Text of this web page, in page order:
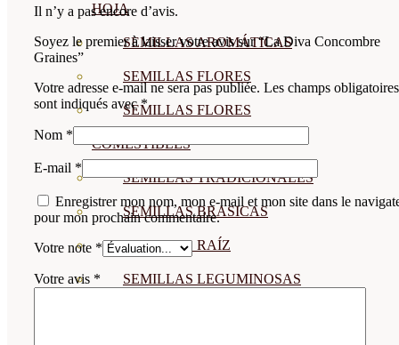
HOJA
SEMILLAS AROMÁTICAS
SEMILLAS FLORES
SEMILLAS FLORES
COMESTIBLES
SEMILLAS TRADICIONALES
SEMILLAS BRASICAS
SEMILLAS RAÍZ
SEMILLAS LEGUMINOSAS
Il n’y a pas encore d’avis.
Soyez le premier à laisser votre avis sur “La Diva Concombre
Graines”
Votre adresse e-mail ne sera pas publiée. Les champs obligatoires
sont indiqués avec*
Nom *
E-mail *
Enregistrer mon nom, mon e-mail et mon site dans le
pour mon prochain commentaire.
Votre note *
Votre avis *